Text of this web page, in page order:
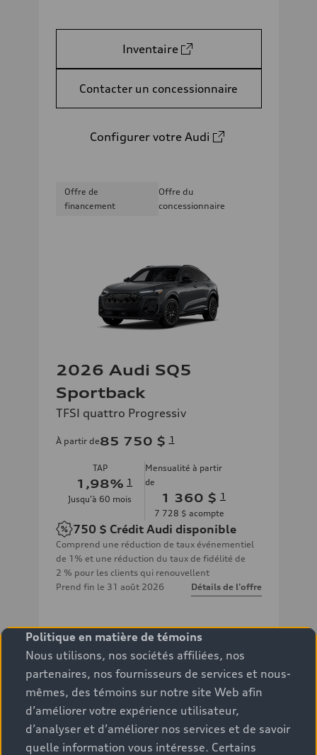
Inventaire
Contacter un concessionnaire
Configurer votre Audi
Offre de
financement
Offre du
concessionnaire
2026 Audi SQ5
Sportback
TFSI quattro Progressiv
À partir de85 750 $ 1
TAP
1,98% 1
Jusqu’à 60 mois
Mensualité à partir
de
1 360 $ 1
7 728 $ acompte
750 $ Crédit Audi disponible
Comprend une réduction de taux événementiel
de 1% et une réduction du taux de fidélité de
2 % pour les clients qui renouvellent
Prend fin le 31 août 2026 Détails de l’offre
Inventaire
Contacter un concessionnaire
Politique en matière de témoins
Nous utilisons, nos sociétés affiliées, nos
partenaires, nos fournisseurs de services et nous-
mêmes, des témoins sur notre site Web afin
d’améliorer votre expérience utilisateur,
d’analyser et d’améliorer nos services et de savoir
quelle information vous intéresse. Certains